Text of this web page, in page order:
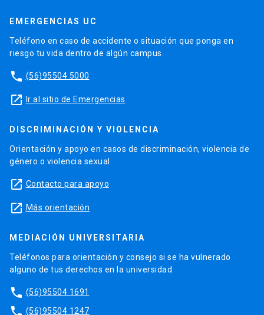
EMERGENCIAS UC
Teléfono en caso de accidente o situación que ponga en
riesgo tu vida dentro de algún campus.
phone (56)95504 5000
launch Ir al sitio de Emergencias
DISCRIMINACIÓN Y VIOLENCIA
Orientación y apoyo en casos de discriminación, violencia de
género o violencia sexual.
launch Contacto para apoyo
launch Más orientación
MEDIACIÓN UNIVERSITARIA
Teléfonos para orientación y consejo si se ha vulnerado
alguno de tus derechos en la universidad.
phone (56)95504 1691
phone (56)95504 1247